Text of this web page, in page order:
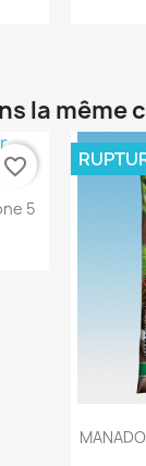
la même
5
favorite_border